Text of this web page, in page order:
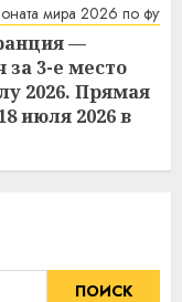
мира 2026 по
—
за 3-е место
2026. Прямая
июля 2026 в